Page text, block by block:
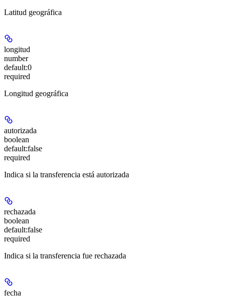
Latitud geográfica
longitud
number
default:0
required
Longitud geográfica
autorizada
boolean
default:false
required
Indica si la transferencia está autorizada
rechazada
boolean
default:false
required
Indica si la transferencia fue rechazada
fecha